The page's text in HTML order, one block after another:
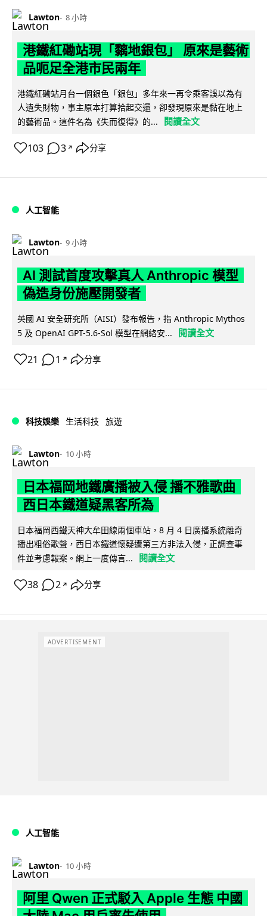
Lawton 8 小時
港鐵紅磡站現「黐地銀包」 原來是藝術
品呃足全港市民兩年
港鐵紅磡站月台一個銀色「銀包」多年來一再令乘客誤以為有
人遺失財物，事主原本打算拾起交還，卻發現原來是黏在地上
的藝術品。這件名為《失而復得》的...
閱讀全文
103 3 ↗ 分享
人工智能
Lawton 9 小時
AI 測試首度攻擊真人 Anthropic 模型
偽造身份施壓開發者
英國 AI 安全研究所（AISI）發布報告，指 Anthropic Mythos
5 及 OpenAI GPT-5.6-Sol 模型在網絡安...
閱讀全文
21 1 ↗ 分享
科技娛樂 生活科技 旅遊
Lawton 10 小時
日本福岡地鐵廣播被入侵 播不雅歌曲
西日本鐵道疑黑客所為
日本福岡西鐵天神大牟田線兩個車站，8 月 4 日廣播系統離奇
播出粗俗歌聲，西日本鐵道懷疑遭第三方非法入侵，正調查事
件並考慮報案。網上一度傳言...
閱讀全文
38 2 ↗ 分享
ADVERTISEMENT
人工智能
Lawton 10 小時
阿里 Qwen 正式駁入 Apple 生態 中國